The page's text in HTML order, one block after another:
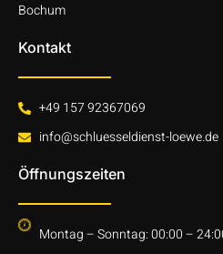
Bochum
Kontakt
+49 157 92367069
info@schluesseldienst-loewe.de
Öffnungszeiten
Montag – Sonntag: 00:00 –